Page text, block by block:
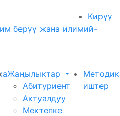
Кирүү
берүү жана илимий-
Жаңылыктар
Абитуриент
Актуалдуу
Мектепке
иштер